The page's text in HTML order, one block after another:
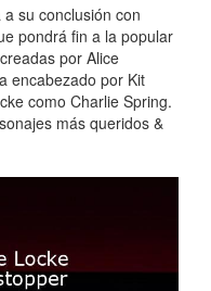
su conclusión con
pondrá fin a la popular
por Alice
encabezado por Kit
como Charlie Spring.
más queridos &